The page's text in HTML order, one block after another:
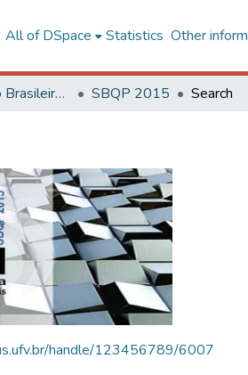
All of DSpace Statistics Other
SBQP - Simpósio Brasileiro de Qualidade do Projeto no Ambiente Construído SBQP 2015 Search
handle/123456789/6007